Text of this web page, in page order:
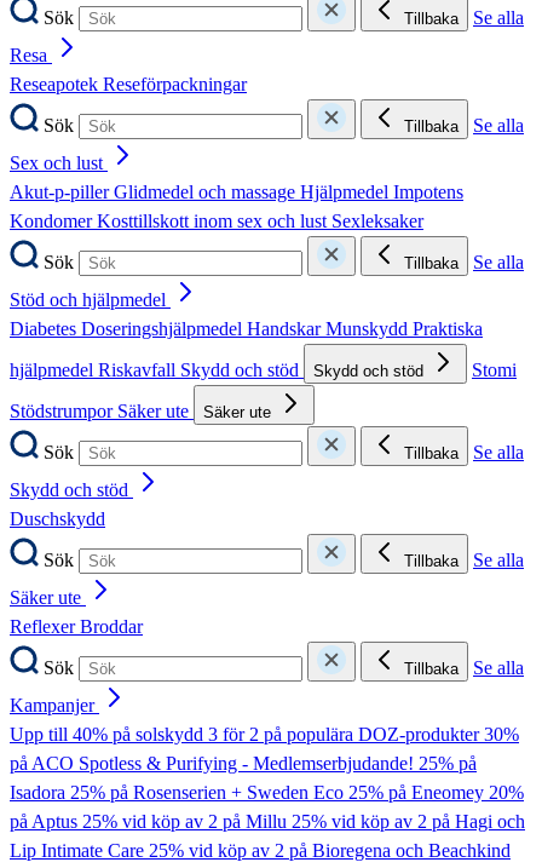
Sök
Tillbaka
Se alla
Resa
Reseapotek Reseförpackningar
Sök
Tillbaka
Se alla
Sex och lust
Akut-p-pillerGlidmedel och massage Hjälpmedel Impotens
KondomerKosttillskott inom sex och lust Sexleksaker
Sök
Tillbaka
Se alla
Stöd och hjälpmedel
Diabetes Doseringshjälpmedel HandskarMunskydd Praktiska
hjälpmedel Riskavfall Skydd och stöd Skydd och stöd
Stomi
Stödstrumpor Säker ute Säker ute
Sök Tillbaka
Se alla
Skydd och stöd
Duschskydd
Sök
Tillbaka
Se alla
Säker ute
ReflexerBroddar
Sök
Tillbaka
Se alla
Kampanjer
Upp till 40% på solskydd 3 för 2 på populära DOZ-produkter30%
på ACO Spotless & Purifying - Medlemserbjudande! 25% på
Isadora 25% på Rosenserien + Sweden Eco 25% på Eneomey 20%
på Aptus 25% vid köp av 2 på Millu 25% vid köp av 2 på Hagi och
Lip Intimate Care 25% vid köp av 2 på Bioregena och Beachkind